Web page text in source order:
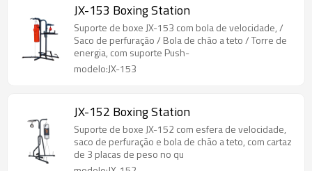
JX-153 Boxing Station
Suporte de boxe JX-153 com bola de velocidade, /
Saco de perfuração / Bola de chão a teto / Torre de
energia, com suporte Push-
modelo:JX-153
JX-152 Boxing Station
Suporte de boxe JX-152 com esfera de velocidade,
saco de perfuração e bola de chão a teto, com cartaz
de 3 placas de peso no qu